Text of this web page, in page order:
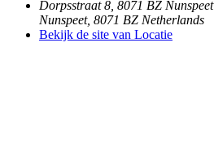
Dorpsstraat 8, 8071 BZ Nunspeet
Nunspeet, 8071 BZ Netherlands
Bekijk de site van Locatie